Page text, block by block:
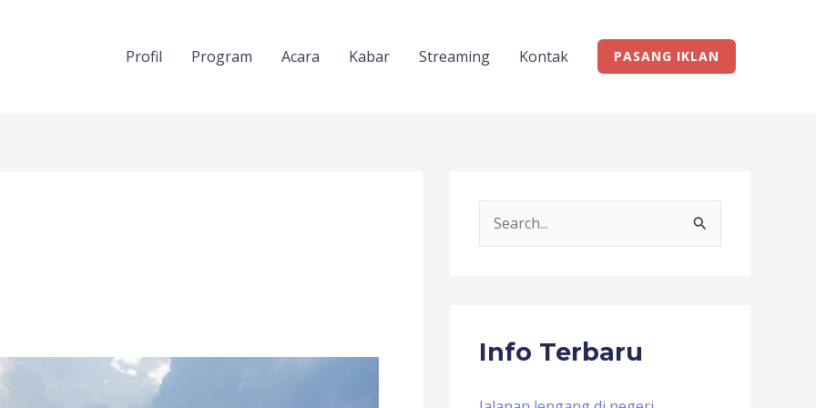
Profil Program Acara Kabar Streaming Kontak PASANG IKLAN
c
f
Info Terbaru